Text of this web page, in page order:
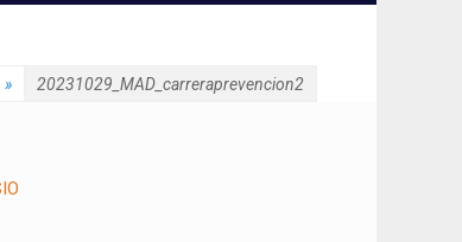
» 20231029_MAD_carreraprevencion2